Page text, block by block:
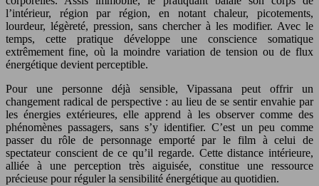
l’intérieur, région par région, en notant chaleur, picotements,
lourdeur, légèreté, pression, sans chercher à les modifier. Avec le
temps, cette pratique développe une conscience somatique
extrêmement fine, où la moindre variation de tension ou de flux
énergétique devient perceptible.
Pour une personne déjà sensible, Vipassana peut offrir un
changement radical de perspective : au lieu de se sentir envahie par
les énergies extérieures, elle apprend à les observer comme des
phénomènes passagers, sans s’y identifier. C’est un peu comme
passer du rôle de personnage emporté par le film à celui de
spectateur conscient de ce qu’il regarde. Cette distance intérieure,
alliée à une perception très aiguisée, constitue une ressource
précieuse pour réguler la sensibilité énergétique au quotidien.